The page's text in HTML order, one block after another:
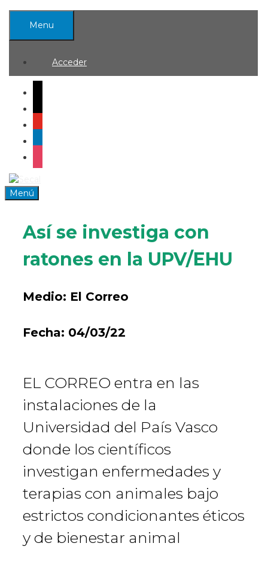
Saltar
Menu
Acceder
Menú
Así se investiga con
ratones en la UPV/EHU
Medio: El Correo
Fecha: 04/03/22
EL CORREO entra en las
instalaciones de la
Universidad del País Vasco
donde los científicos
investigan enfermedades y
terapias con animales bajo
estrictos condicionantes éticos
y de bienestar animal